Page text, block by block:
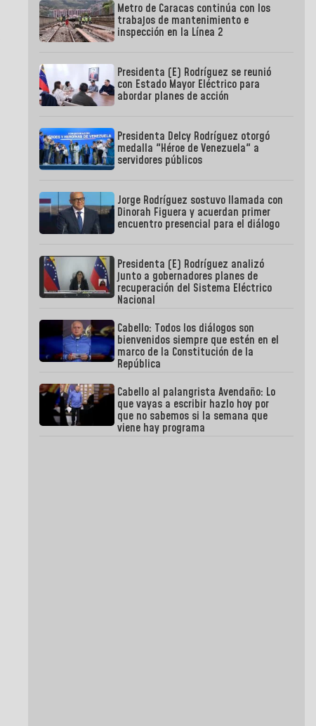
Metro de Caracas continúa con los
trabajos de mantenimiento e
inspección en la Línea 2
Presidenta (E) Rodríguez se reunió
con Estado Mayor Eléctrico para
abordar planes de acción
Presidenta Delcy Rodríguez otorgó
medalla "Héroe de Venezuela" a
servidores públicos
Jorge Rodríguez sostuvo llamada con
Dinorah Figuera y acuerdan primer
encuentro presencial para el diálogo
Presidenta (E) Rodríguez analizó
junto a gobernadores planes de
recuperación del Sistema Eléctrico
Nacional
Cabello: Todos los diálogos son
bienvenidos siempre que estén en el
marco de la Constitución de la
República
Cabello al palangrista Avendaño: Lo
que vayas a escribir hazlo hoy por
que no sabemos si la semana que
viene hay programa